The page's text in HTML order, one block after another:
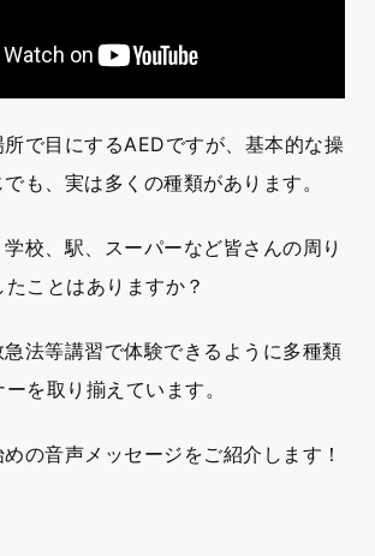
で目にするAEDですが、基本的な操
も、実は多くの種類があります。
校、駅、スーパーなど皆さんの周り
たことはありますか？
法等講習で体験できるように多種類
ーを取り揃えています。
の音声メッセージをご紹介します！